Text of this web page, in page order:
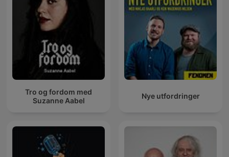
Tro og fordom med
Suzanne Aabel
Nye utfordringer